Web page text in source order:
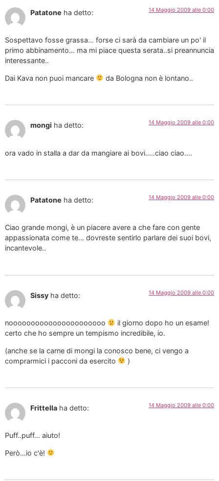
Patatone ha detto: 14 Maggio 2009 alle 0:00
Sospettavo fosse grassa… forse ci sarà da cambiare un po' il
primo abbinamento… ma mi piace questa serata..si preannuncia
interessante..
Dai Kava non puoi mancare da Bologna non è lontano..
mongi ha detto: 14 Maggio 2009 alle 0:00
ora vado in stalla a dar da mangiare ai bovi…..ciao ciao….
Patatone ha detto: 14 Maggio 2009 alle 0:00
Ciao grande mongi, è un piacere avere a che fare con gente
appassionata come te… dovreste sentirlo parlare dei suoi bovi,
incantevole..
Sissy ha detto: 14 Maggio 2009 alle 0:00
noooooooooooooooooooooo
il giorno dopo ho un esame!
certo che ho sempre un tempismo incredibile, io.
(anche se la carne di mongi la conosco bene, ci vengo a
comprarmici i pacconi da esercito
)
Frittella ha detto: 14 Maggio 2009 alle 0:00
Puff..puff… aiuto!
Però…io c'è!